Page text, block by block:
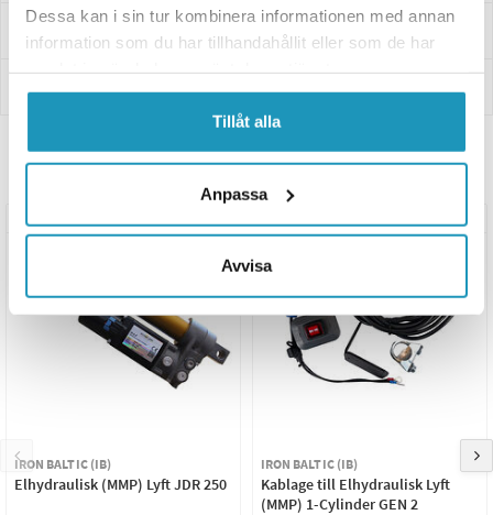
Dessa kan i sin tur kombinera informationen med annan
information som du har tillhandahållit eller som de har
Tillåt alla
Anpassa
Avvisa
Leverans- & Returinformation
Betalning
Relaterade produkter
IRON BALTIC (IB)
Elhydraulisk (MMP) Lyft JDR 250
IRON BALTIC (IB)
Kablage till Elhydraulisk Lyft
(MMP) 1-Cylinder GEN 2